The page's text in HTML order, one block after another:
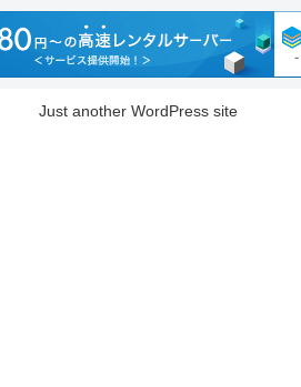
Just another WordPress site